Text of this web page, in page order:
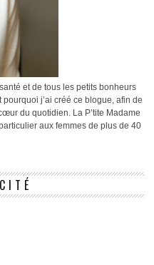
et de tous les petits bonheurs
j’ai créé ce blogue, afin de
du quotidien. La P’tite Madame
aux femmes de plus de 40